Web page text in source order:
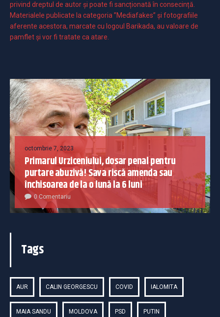
privind dreptul de autor și poate fi sancționată în consecință.
Materialele publicate la categoria ”Mediafakes” și fotografiile
aferente acestora, marcate cu logoul Barikada, au valoare de
pamflet și vor fi tratate ca atare.
octombrie 7, 2023
Primarul Urziceniului, dosar penal pentru
purtare abuzivă! Sava riscă amenda sau
închisoarea de la o lună la 6 luni
0 Comentariu
Tags
AUR CALIN GEORGESCU COVID IALOMITA
MAIA SANDU MOLDOVA PSD PUTIN